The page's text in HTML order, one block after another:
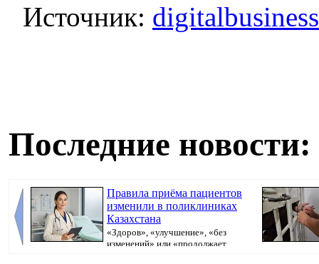
Источник:
Последние новости:
Правила приёма пациентов
изменили в поликлиниках
Казахстана
«Здоров», «улучшение», «без
изменений» или «продолжает